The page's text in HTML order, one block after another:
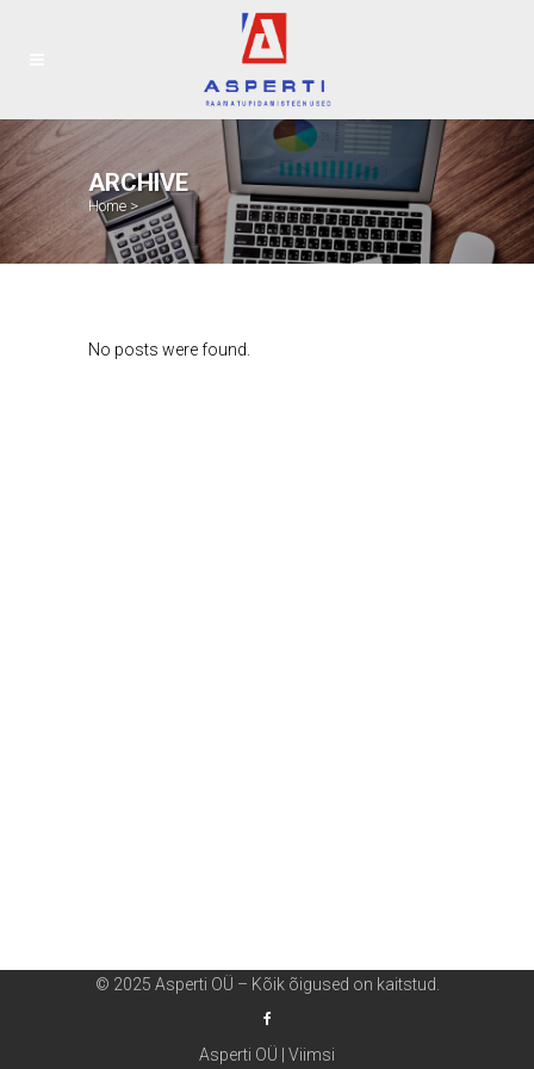
ARCHIVE
Home >
No posts were found.
© 2025 Asperti OÜ – Kõik õigused on kaitstud.
Asperti OÜ | Viimsi